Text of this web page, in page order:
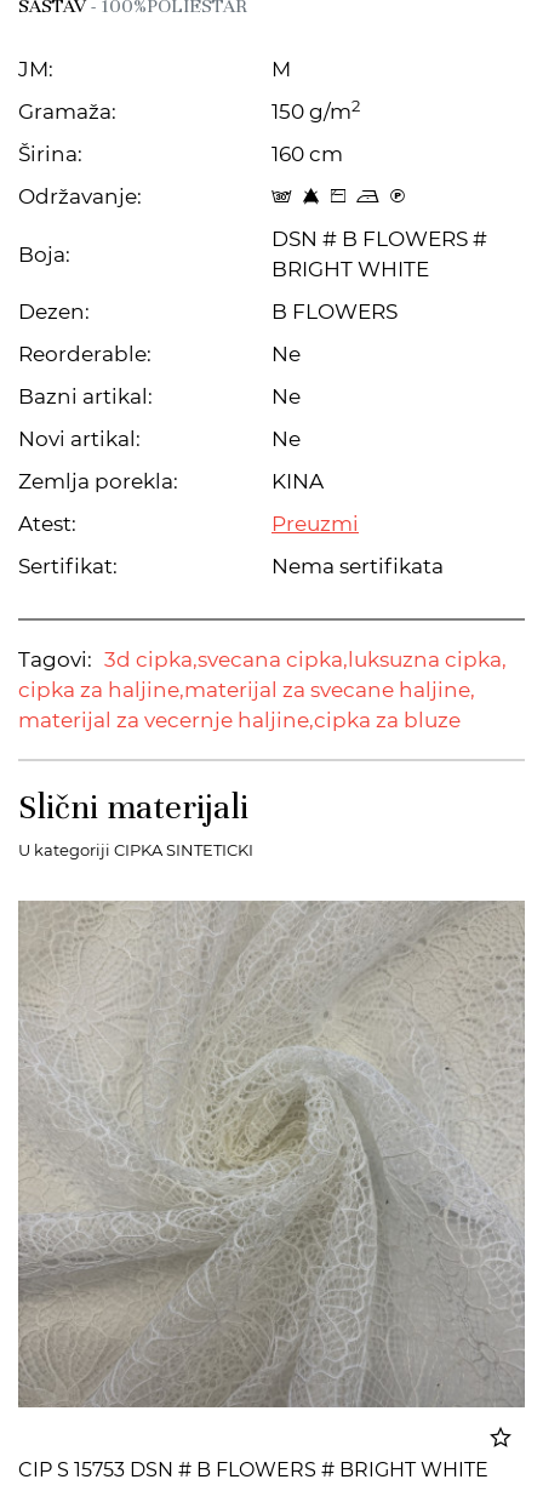
SASTAV- 100%POLIESTAR
JM:
M
Gramaža:
150 g/m2
Širina:
160 cm
Održavanje:
s 8 Z o C
Boja:
DSN # B FLOWERS #
BRIGHT WHITE
Dezen:
B FLOWERS
Reorderable:
Ne
Bazni artikal:
Ne
Novi artikal:
Ne
Zemlja porekla:
KINA
Atest:
Preuzmi
Sertifikat:
Nema sertifikata
Tagovi: 3d cipka,svecana cipka, luksuzna cipka,
cipka za haljine,materijal za svecane haljine,
materijal za vecernje haljine,cipka za bluze
Slični materijali
U kategoriji CIPKA SINTETICKI
CIP S 15753 DSN # B FLOWERS # BRIGHT WHITE